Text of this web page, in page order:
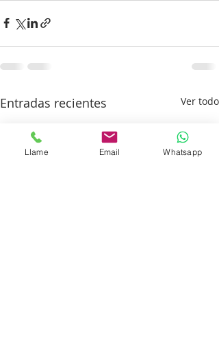
Entradas recientes Ver todo
Llame Email Whatsapp